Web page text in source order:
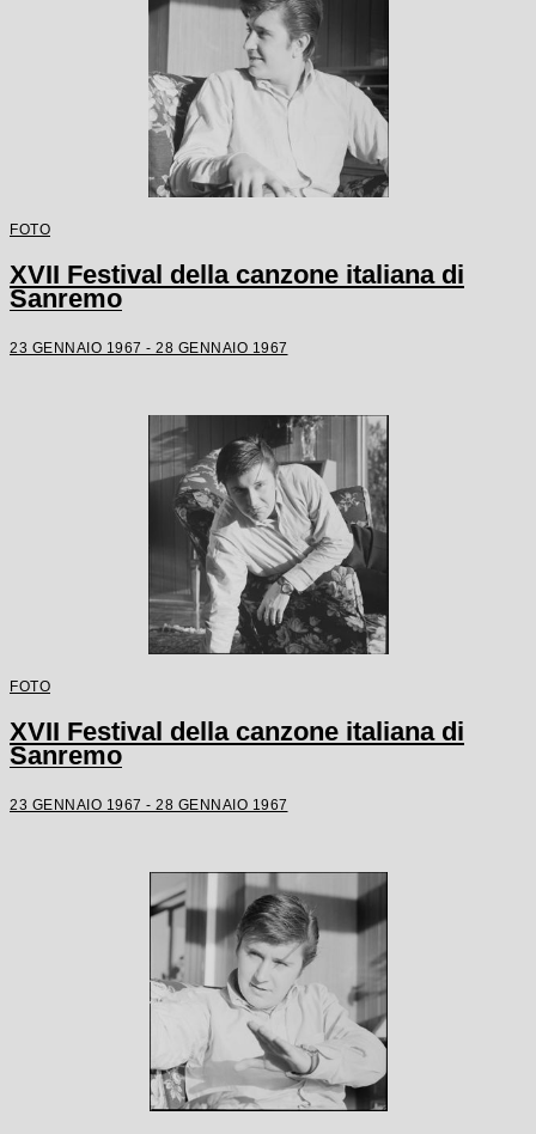
FOTO
XVII Festival della canzone italiana di
Sanremo
23 GENNAIO 1967 - 28 GENNAIO 1967
FOTO
XVII Festival della canzone italiana di
Sanremo
23 GENNAIO 1967 - 28 GENNAIO 1967